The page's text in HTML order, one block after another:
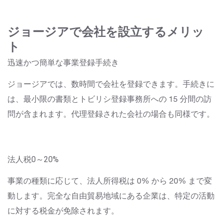
ジョージアで会社を設立するメリッ
ト
迅速かつ簡単な事業登録手続き
ジョージアでは、数時間で会社を登録できます。手続きに
は、最小限の書類とトビリシ登録事務所への 15 分間の訪
問が含まれます。代理登録された会社の場合も同様です。
法人税0～20%
事業の種類に応じて、法人所得税は 0% から 20% まで変
動します。完全な自由貿易地域にある企業は、特定の活動
に対する税金が免除されます。